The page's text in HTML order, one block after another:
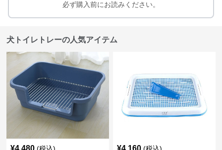
必ず購入前にお読みください。
犬トイレトレーの人気アイテム